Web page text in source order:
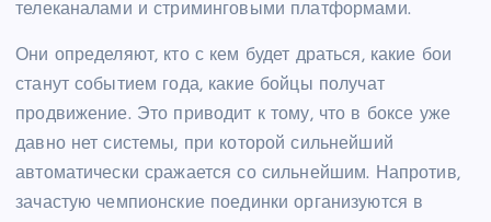
телеканалами и стриминговыми платформами.
Они определяют, кто с кем будет драться, какие бои
станут событием года, какие бойцы получат
продвижение. Это приводит к тому, что в боксе уже
давно нет системы, при которой сильнейший
автоматически сражается со сильнейшим. Напротив,
зачастую чемпионские поединки организуются в